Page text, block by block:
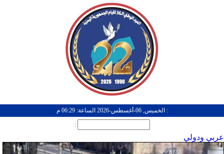
: الخميس, 06-أغسطس-2026 الساعة: 06:29 م
:
عربي ودولي